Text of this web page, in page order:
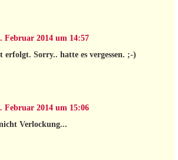
Februar 2014 um 14:57
erfolgt. Sorry.. hatte es vergessen. ;-)
Februar 2014 um 15:06
Verlockung...